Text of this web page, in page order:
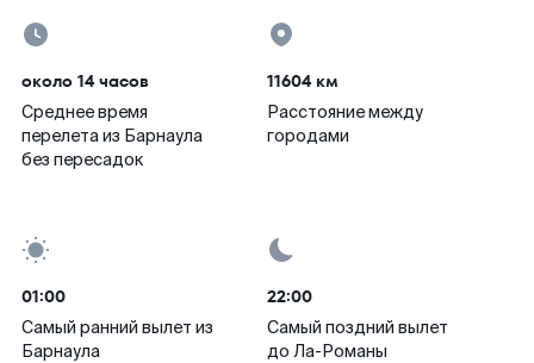
около 14 часов
Среднее время
перелета из Барнаула
без пересадок
11604 км
Расстояние между
городами
01:00
Самый ранний вылет из
Барнаула
22:00
Самый поздний вылет
до Ла-Романы